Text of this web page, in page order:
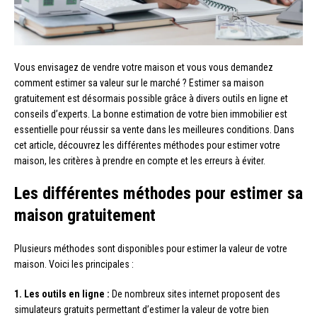
Vous envisagez de vendre votre maison et vous vous demandez
comment estimer sa valeur sur le marché ? Estimer sa maison
gratuitement est désormais possible grâce à divers outils en ligne et
conseils d’experts. La bonne estimation de votre bien immobilier est
essentielle pour réussir sa vente dans les meilleures conditions. Dans
cet article, découvrez les différentes méthodes pour estimer votre
maison, les critères à prendre en compte et les erreurs à éviter.
Les différentes méthodes pour estimer sa
maison gratuitement
Plusieurs méthodes sont disponibles pour estimer la valeur de votre
maison. Voici les principales :
1. Les outils en ligne : De nombreux sites internet proposent des
simulateurs gratuits permettant d’estimer la valeur de votre bien